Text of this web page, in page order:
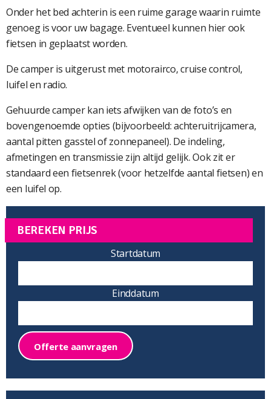
Onder het bed achterin is een ruime garage waarin ruimte
genoeg is voor uw bagage. Eventueel kunnen hier ook
fietsen in geplaatst worden.
De camper is uitgerust met motorairco, cruise control,
luifel en radio.
Gehuurde camper kan iets afwijken van de foto’s en
bovengenoemde opties (bijvoorbeeld: achteruitrijcamera,
aantal pitten gasstel of zonnepaneel). De indeling,
afmetingen en transmissie zijn altijd gelijk. Ook zit er
standaard een fietsenrek (voor hetzelfde aantal fietsen) en
een luifel op.
BEREKEN PRIJS
Startdatum
Einddatum
Offerte aanvragen